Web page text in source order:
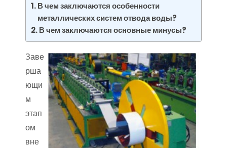
В чем заключаются особенности
металлических систем отвода воды?
В чем заключаются основные минусы?
Заве
рша
ющи
м
этап
ом
вне